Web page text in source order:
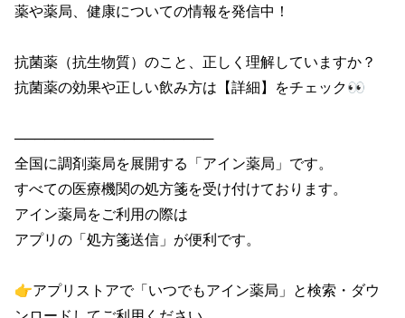
薬や薬局、健康についての情報を発信中！
抗菌薬（抗生物質）のこと、正しく理解していますか？
抗菌薬の効果や正しい飲み方は【詳細】をチェック👀
────────────────────
全国に調剤薬局を展開する「アイン薬局」です。
すべての医療機関の処方箋を受け付けております。
アイン薬局をご利用の際は
アプリの「処方箋送信」が便利です。
👉アプリストアで「いつでもアイン薬局」と検索・ダウ